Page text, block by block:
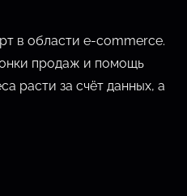
в области e-commerce.
продаж и помощь
расти за счёт данных, а